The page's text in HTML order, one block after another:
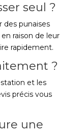
seul ?
des punaises
en raison de leur
rapidement.
?
et les
précis vous
une